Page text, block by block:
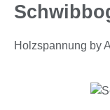
Holzspannung by
Bildergalerie